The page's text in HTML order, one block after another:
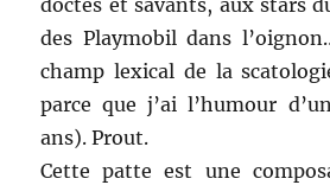
doctes et savants, aux stars
des Playmobil dans
champ lexical de la
parce que j’ai l’humour
ans). Prout.
Cette patte est une